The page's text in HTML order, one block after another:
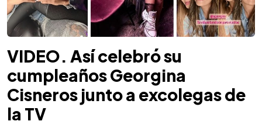
VIDEO. Así celebró su
cumpleaños Georgina
Cisneros junto a excolegas de
la TV